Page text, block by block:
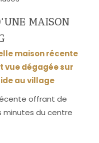
MAISON
maison récente
vue dégagée sur
au village
offrant de
minutes du centre